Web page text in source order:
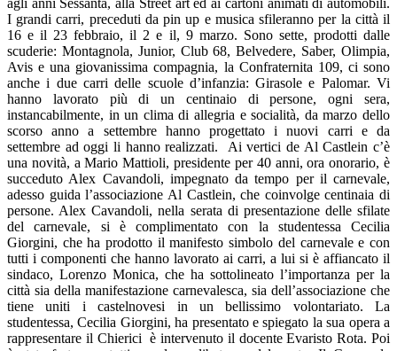
agli anni Sessanta, alla Street art ed ai cartoni animati di automobili.
I grandi carri, preceduti da pin up e musica sfileranno per la città il
16 e il 23 febbraio, il 2 e il, 9 marzo. Sono sette, prodotti dalle
scuderie: Montagnola, Junior, Club 68, Belvedere, Saber, Olimpia,
Avis e una giovanissima compagnia, la Confraternita 109, ci sono
anche i due carri delle scuole d’infanzia: Girasole e Palomar. Vi
hanno lavorato più di un centinaio di persone, ogni sera,
instancabilmente, in un clima di allegria e socialità, da marzo dello
scorso anno a settembre hanno progettato i nuovi carri e da
settembre ad oggi li hanno realizzati. Ai vertici de Al Castlein c’è
una novità, a Mario Mattioli, presidente per 40 anni, ora onorario, è
succeduto Alex Cavandoli, impegnato da tempo per il carnevale,
adesso guida l’associazione Al Castlein, che coinvolge centinaia di
persone. Alex Cavandoli, nella serata di presentazione delle sfilate
del carnevale, si è complimentato con la studentessa Cecilia
Giorgini, che ha prodotto il manifesto simbolo del carnevale e con
tutti i componenti che hanno lavorato ai carri, a lui si è affiancato il
sindaco, Lorenzo Monica, che ha sottolineato l’importanza per la
città sia della manifestazione carnevalesca, sia dell’associazione che
tiene uniti i castelnovesi in un bellissimo volontariato. La
studentessa, Cecilia Giorgini, ha presentato e spiegato la sua opera a
rappresentare il Chierici è intervenuto il docente Evaristo Rota. Poi